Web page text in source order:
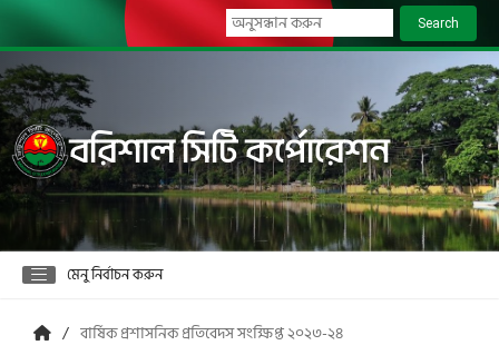
Search
বরিশাল সিটি কর্পোরেশন
মেনু নির্বাচন করুন
বার্ষিক প্রশাসনিক প্রতিবেদস সংক্ষিপ্ত ২০২৩-২৪